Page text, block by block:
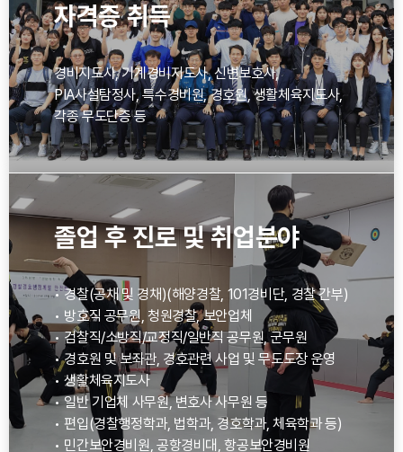
자격증 취득
경비지도사, 기계경비지도사, 신변보호사,
PIA사설탐정사, 특수경비원, 경호원, 생활체육지도사,
각종 무도단증 등
졸업 후 진로 및 취업분야
• 경찰(공채 및 경채)(해양경찰, 101경비단, 경찰 간부)
• 방호직 공무원, 청원경찰, 보안업체
• 검찰직/소방직/교정직/일반직 공무원, 군무원
• 경호원 및 보좌관, 경호관련 사업 및 무도도장 운영
• 생활체육지도사
• 일반 기업체 사무원, 변호사 사무원 등
• 편입(경찰행정학과, 법학과, 경호학과, 체육학과 등)
• 민간보안경비원, 공항경비대, 항공보안경비원